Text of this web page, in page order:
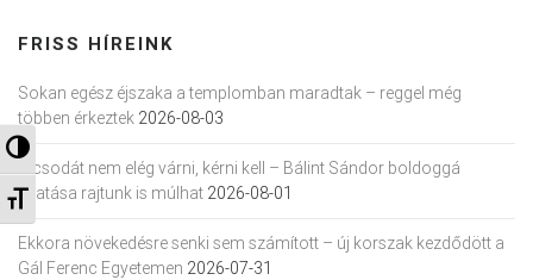
Nagy kontraszt váltása
Betűméret váltása
FRISS HÍREINK
Sokan egész éjszaka a templomban maradtak – reggel még
többen érkeztek 2026-08-03
A csodát nem elég várni, kérni kell – Bálint Sándor boldoggá
avatása rajtunk is múlhat 2026-08-01
Ekkora növekedésre senki sem számított – új korszak kezdődött a
Gál Ferenc Egyetemen 2026-07-31